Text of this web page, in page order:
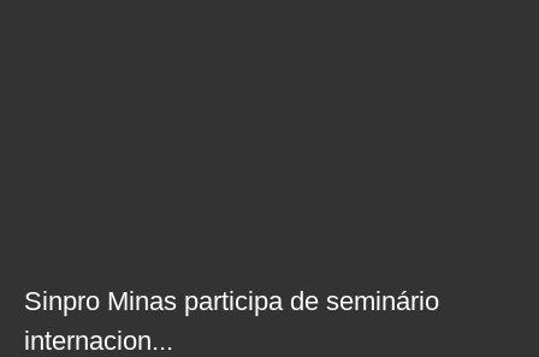
Sinpro Minas participa de seminário
internacion...